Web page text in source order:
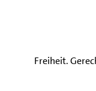
Freiheit.